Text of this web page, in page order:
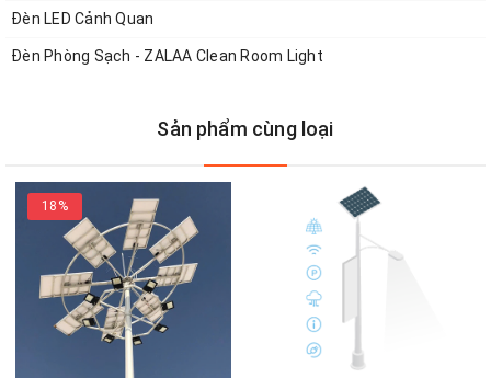
làm chủ đất nước, họ có hướng chọn các dạng đô thị
thông minh, an toàn, kết nối đa phương tiện nhiều
Đèn LED Cảnh Quan
Đèn Phòng Sạch - ZALAA Clean Room Light
Sản phẩm cùng loại
18%